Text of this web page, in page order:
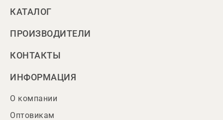
КАТАЛОГ
ПРОИЗВОДИТЕЛИ
КОНТАКТЫ
ИНФОРМАЦИЯ
О компании
Оптовикам